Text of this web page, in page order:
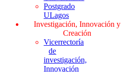
Postgrado
ULagos
Investigación, Innovación y
Creación
Vicerrectoría
de
investigación,
Innovación